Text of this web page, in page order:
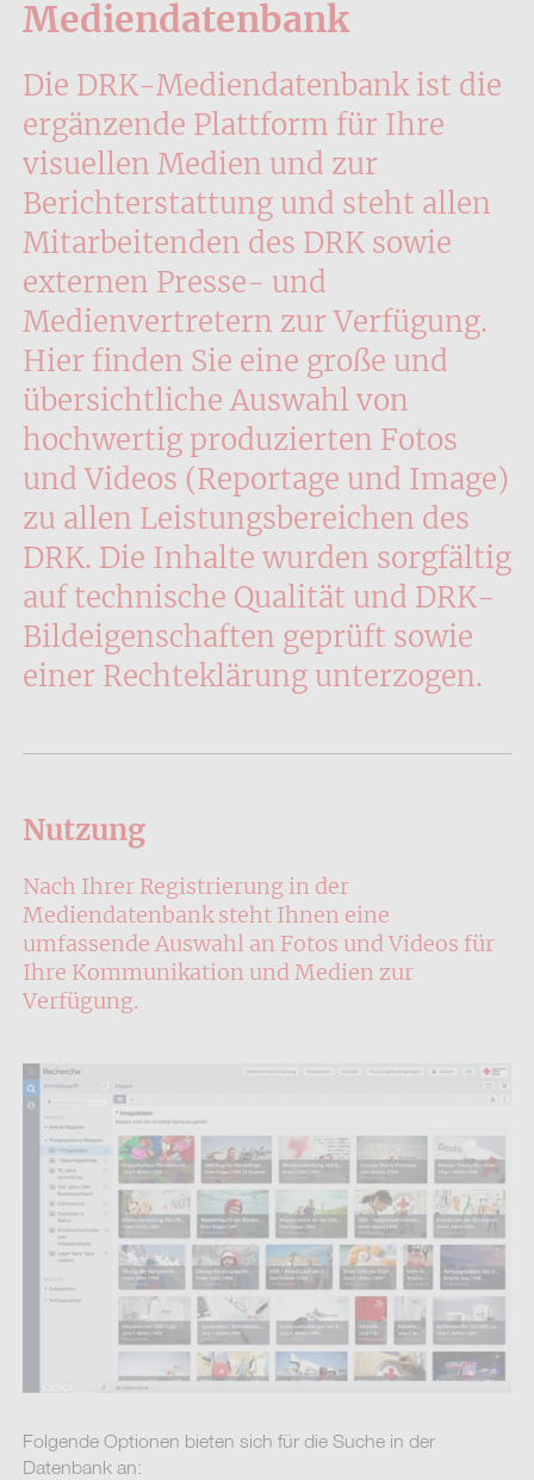
Mediendatenbank
Die DRK-Mediendatenbank ist die
ergänzende Plattform für Ihre
visuellen Medien und zur
Berichterstattung und steht allen
Mitarbeitenden des DRK sowie
externen Presse- und
Medienvertretern zur Verfügung.
Hier finden Sie eine große und
übersichtliche Auswahl von
hochwertig produzierten Fotos
und Videos (Reportage und Image)
zu allen Leistungsbereichen des
DRK. Die Inhalte wurden sorgfältig
auf technische Qualität und DRK-
Bildeigenschaften geprüft sowie
einer Rechteklärung unterzogen.
Nutzung
Nach Ihrer Registrierung in der
Mediendatenbank steht Ihnen eine
umfassende Auswahl an Fotos und Videos für
Ihre Kommunikation und Medien zur
Verfügung.
Folgende Optionen bieten sich für die Suche in der
Datenbank an: